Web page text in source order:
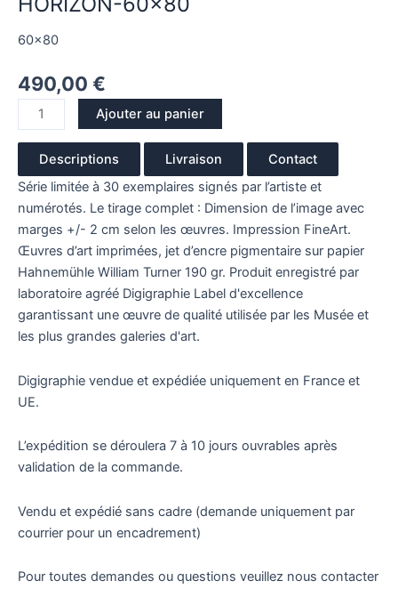
60x80
490,00 €
HORIZON-
Ajouter au panier
Descriptions Livraison
Contact
Série limitée à 30 exemplaires signés par l’artiste et
numérotés. Le tirage complet : Dimension de l’image avec
marges +/- 2 cm selon les œuvres. Impression FineArt.
Œuvres d’art imprimées, jet d’encre pigmentaire sur papier
Hahnemühle William Turner 190 gr. Produit enregistré par
laboratoire agréé Digigraphie Label d'excellence
garantissant une œuvre de qualité utilisée par les Musée et
les plus grandes galeries d'art.
Digigraphie vendue et expédiée uniquement en France et
UE.
L’expédition se déroulera 7 à 10 jours ouvrables après
validation de la commande.
Vendu et expédié sans cadre (demande uniquement par
courrier pour un encadrement)
Pour toutes demandes ou questions veuillez nous contacter